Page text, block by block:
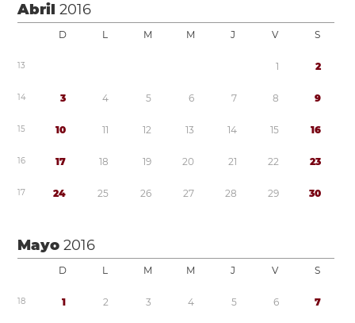
Abril2016
D L M M J V S
13 1 2
14 3 4 5 6 7 8 9
15 10 11 12 13 14 15 16
16 17 18 19 20 21 22 23
17 24 25 26 27 28 29 30
Mayo2016
D L M M J V S
18 1 2 3 4 5 6 7